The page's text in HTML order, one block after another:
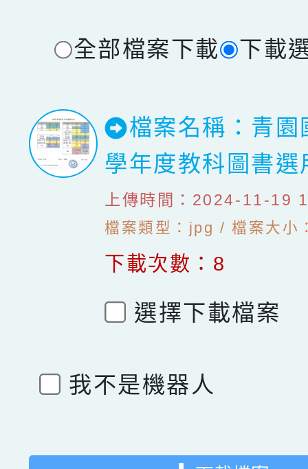
全部檔案下載 下載
檔案名稱：青
學年度教科圖書
上傳時間：2024-11-19
檔案類型：jpg / 檔案大小
下載次數：8
選擇下載檔案
我不是機器人